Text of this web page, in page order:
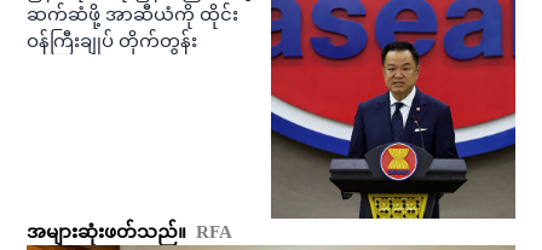
ဆက်ဆံဖို့ အာဆီယံကို ထိုင်း
ဝန်ကြီးချုပ် တိုက်တွန်း
အများဆုံးဖတ်သည်။ RFA